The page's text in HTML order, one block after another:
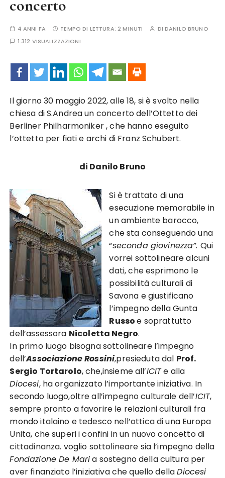
concerto
4 ANNI FA TEMPO DI LETTURA:2 MINUTI DI DANILO BRUNO
1.312 VISUALIZZAZIONI
Il giorno 30 maggio 2022, alle 18, si è svolto nella
chiesa di S.Andrea un concerto dell’Ottetto dei
Berliner Philharmoniker , che hanno eseguito
l’ottetto per fiati e archi di Franz Schubert.
di Danilo Bruno
Si è trattato di una
esecuzione memorabile in
un ambiente barocco,
che sta conseguendo una
“seconda giovinezza”. Qui
vorrei sottolineare alcuni
dati, che esprimono le
possibilità culturali di
Savona e giustificano
l’impegno della Gunta
Russoe soprattutto
dell’assessora Nicoletta Negro.
In primo luogo bisogna sottolineare l’impegno
dell’Associazione Rossini,presieduta dal Prof.
Sergio Tortarolo, che,insieme all’ICITe alla
Diocesi, ha organizzato l’importante iniziativa. In
secondo luogo,oltre all’impegno culturale dell’ICIT,
sempre pronto a favorire le relazioni culturali fra
mondo italaino e tedesco nell’ottica di una Europa
Unita, che superi i confini in un nuovo concetto di
cittadinanza. voglio sottolineare sia l’impegno della
Fondazione De Maria sostegno della cultura per
aver finanziato l’iniziativa che quello dellaDiocesi